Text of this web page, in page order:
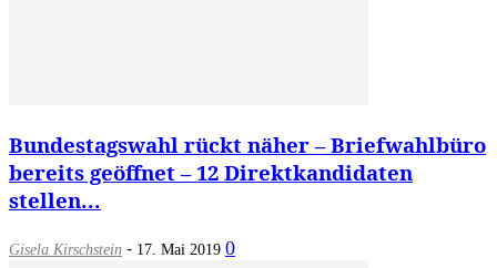
Bundestagswahl rückt näher – Briefwahlbüro
bereits geöffnet – 12 Direktkandidaten
stellen...
Gisela Kirschstein - 17. Mai 2019 0